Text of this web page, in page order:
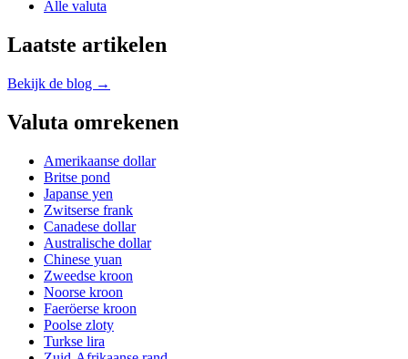
Alle valuta
Laatste artikelen
Bekijk de blog →
Valuta omrekenen
Amerikaanse dollar
Britse pond
Japanse yen
Zwitserse frank
Canadese dollar
Australische dollar
Chinese yuan
Zweedse kroon
Noorse kroon
Faeröerse kroon
Poolse zloty
Turkse lira